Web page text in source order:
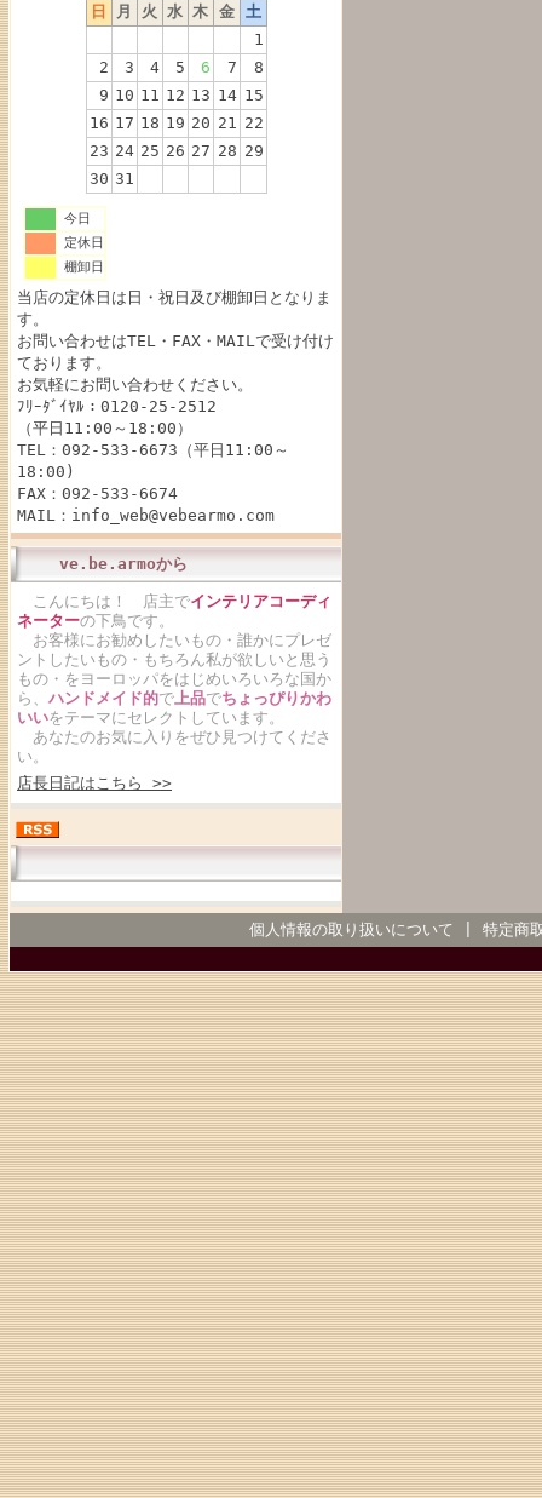
日
月 火 水 木 金
土
1
2
3 4 5 6 7
8
9 10 11 12 13 14 15
16 17 18 19 20 21
22
23 24 25 26 27 28 29
30 31
今日
定休日
棚卸日
当店の定休日は日・祝日及び棚卸日となりま
す。
お問い合わせはTEL・FAX・MAILで受け付け
ております。
お気軽にお問い合わせください。
ﾌﾘｰﾀﾞｲﾔﾙ：0120-25-2512
（平日11:00～18:00）
TEL：092-533-6673（平日11:00～
18:00)
FAX：092-533-6674
MAIL：info_web@vebearmo.com
ve.be.armoから
こんにちは！ 店主でインテリアコーディ
ネーターの下鳥です。
お客様にお勧めしたいもの・誰かにプレゼ
ントしたいもの・もちろん私が欲しいと思う
もの・をヨーロッパをはじめいろいろな国か
ら、 ハンドメイド的で 上品でちょっぴりかわ
いいをテーマにセレクトしています。
あなたのお気に入りをぜひ見つけてくださ
い。
店長日記はこちら >>
個人情報の取り扱いについて 特定商